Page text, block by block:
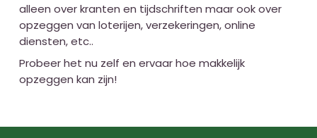
alleen over kranten en tijdschriften maar ook over
opzeggen van loterijen, verzekeringen, online
diensten, etc..
Probeer het nu zelf en ervaar hoe makkelijk
opzeggen kan zijn!